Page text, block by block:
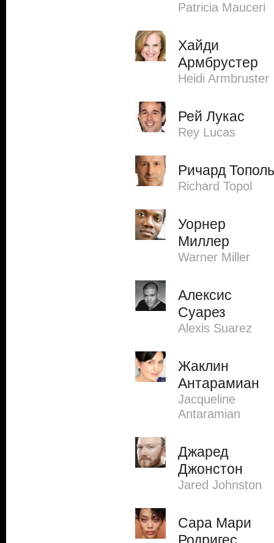
Patricia Mauceri
Хайди
Армбрустер
Heidi Armbruster
Рей Лукас
Rey Lucas
Ричард Тополь
Richard Topol
Уорнер
Миллер
Warner Miller
Алексис
Суарез
Alexis Suarez
Жаклин
Антарамиан
Jacqueline
Antaramian
Джаред
Джонстон
Jared Johnston
Сара Мари